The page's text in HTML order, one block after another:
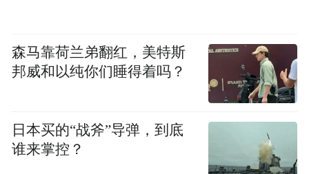
森马靠荷兰弟翻红，美特斯
邦威和以纯你们睡得着吗？
日本买的“战斧”导弹，到底
谁来掌控？